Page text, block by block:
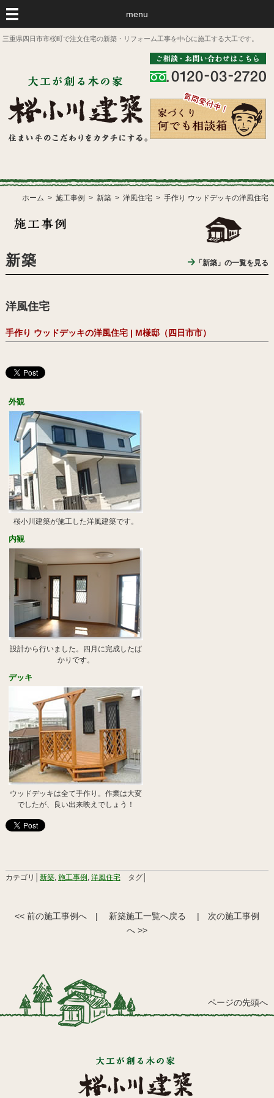
menu
三重県四日市市桜町で注文住宅の新築・リフォーム工事を中心に施工する大工です。
ホーム 施工事例 新築 洋風住宅 手作り ウッドデッキの洋風住宅
新築 「新築」の一覧を見る
洋風住宅
手作り ウッドデッキの洋風住宅 | M様邸（四日市市）
外観
桜小川建築が施工した洋風建築です。
内観
設計から行いました。四月に完成したば
かりです。
デッキ
ウッドデッキは全て手作り。作業は大変
でしたが、良い出来映えでしょう！
カテゴリ│ 新築, 施工事例 , 洋風住宅タグ│
<< 前の施工事例へ | 新築施工一覧へ戻る | 次の施工事例
へ >>
ページの先頭へ